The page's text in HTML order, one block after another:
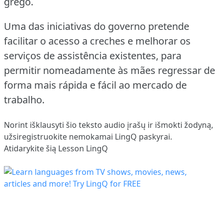
Uma das iniciativas do governo pretende
facilitar o acesso a creches e melhorar os
serviços de assistência existentes, para
permitir nomeadamente às mães regressar de
forma mais rápida e fácil ao mercado de
trabalho.
Norint išklausyti šio teksto audio įrašų ir išmokti žodyną,
užsiregistruokite nemokamai LingQ paskyrai.
Atidarykite šią Lesson LingQ